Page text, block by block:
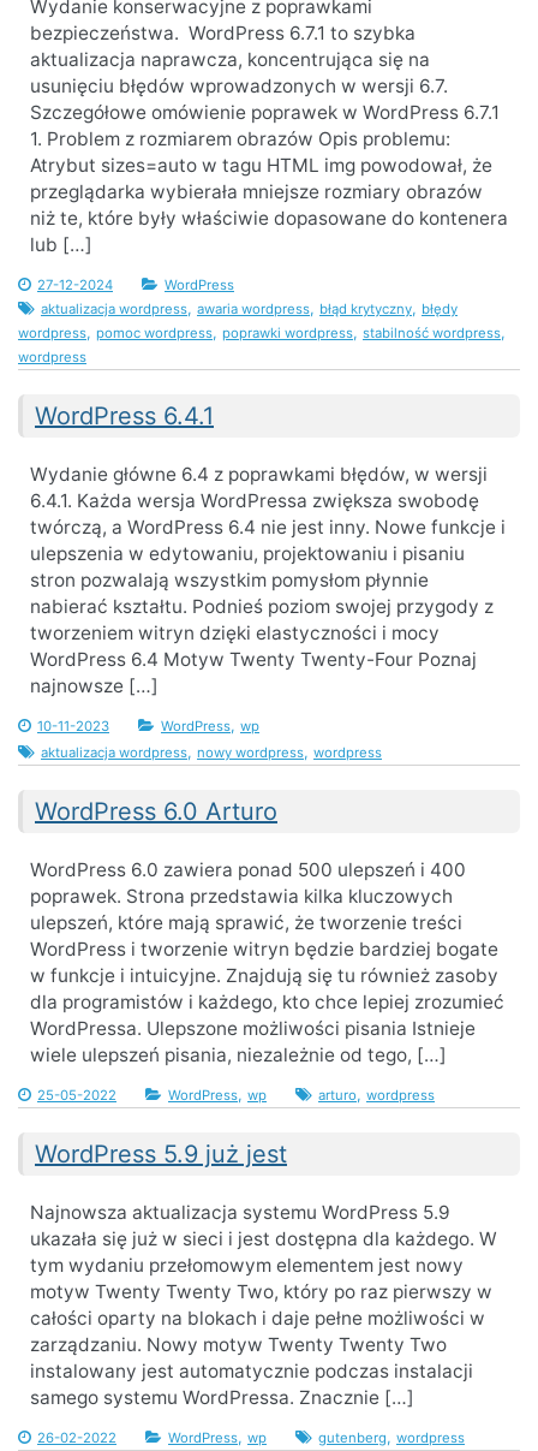
Wydanie konserwacyjne z poprawkami
bezpieczeństwa. WordPress 6.7.1 to szybka
aktualizacja naprawcza, koncentrująca się na
usunięciu błędów wprowadzonych w wersji 6.7.
Szczegółowe omówienie poprawek w WordPress 6.7.1
1. Problem z rozmiarem obrazów Opis problemu:
Atrybut sizes=auto w tagu HTML img powodował, że
przeglądarka wybierała mniejsze rozmiary obrazów
niż te, które były właściwie dopasowane do kontenera
lub […]
27-12-2024
WordPress
aktualizacja wordpress, awaria wordpress, błąd krytyczny, błędy
wordpress, pomoc wordpress, poprawki wordpress, stabilność wordpress,
wordpress
WordPress 6.4.1
Wydanie główne 6.4 z poprawkami błędów, w wersji
6.4.1. Każda wersja WordPressa zwiększa swobodę
twórczą, a WordPress 6.4 nie jest inny. Nowe funkcje i
ulepszenia w edytowaniu, projektowaniu i pisaniu
stron pozwalają wszystkim pomysłom płynnie
nabierać kształtu. Podnieś poziom swojej przygody z
tworzeniem witryn dzięki elastyczności i mocy
WordPress 6.4 Motyw Twenty Twenty-Four Poznaj
najnowsze […]
10-11-2023 WordPress, wp
aktualizacja wordpress, nowy wordpress, wordpress
WordPress 6.0 Arturo
WordPress 6.0 zawiera ponad 500 ulepszeń i 400
poprawek. Strona przedstawia kilka kluczowych
ulepszeń, które mają sprawić, że tworzenie treści
WordPress i tworzenie witryn będzie bardziej bogate
w funkcje i intuicyjne. Znajdują się tu również zasoby
dla programistów i każdego, kto chce lepiej zrozumieć
WordPressa. Ulepszone możliwości pisania Istnieje
wiele ulepszeń pisania, niezależnie od tego, […]
25-05-2022 WordPress, wp arturo, wordpress
WordPress 5.9 już jest
Najnowsza aktualizacja systemu WordPress 5.9
ukazała się już w sieci i jest dostępna dla każdego. W
tym wydaniu przełomowym elementem jest nowy
motyw Twenty Twenty Two, który po raz pierwszy w
całości oparty na blokach i daje pełne możliwości w
zarządzaniu. Nowy motyw Twenty Twenty Two
instalowany jest automatycznie podczas instalacji
samego systemu WordPressa. Znacznie […]
26-02-2022 WordPress, wp gutenberg, wordpress